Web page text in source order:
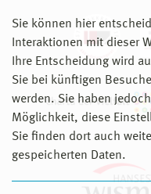
Sie können hier
Interaktionen mit dieser
Ihre Entscheidung wird
Sie bei künftigen
werden. Sie haben
Möglichkeit, diese
Sie finden dort auch
gespeicherten Daten.